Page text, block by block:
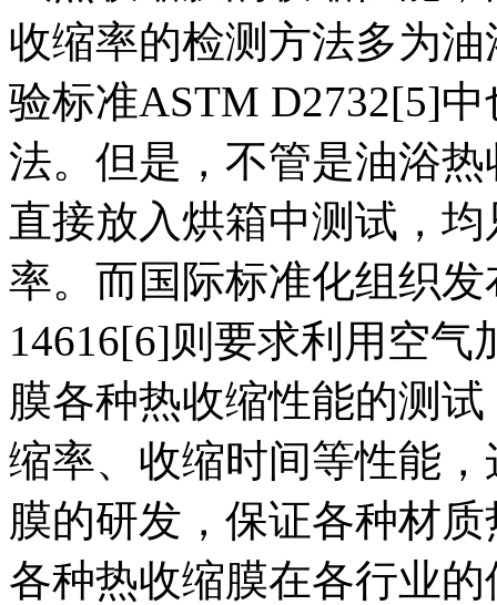
收缩率的检测方法多为
验标准ASTM D2732[5]
法。但是，不管是油浴
直接放入烘箱中测试，
率。而国际标准化组织
14616[6]则要求利用空
膜各种热收缩性能的测
缩率、收缩时间等性能
膜的研发，保证各种材
各种热收缩膜在各行业